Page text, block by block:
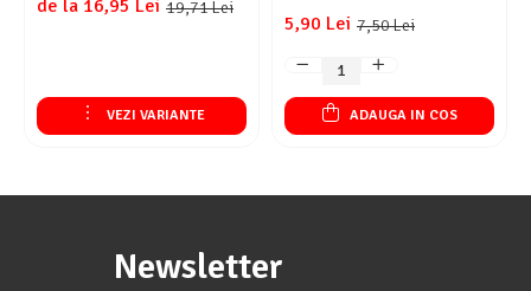
19,71 Lei
de la 16,95 Lei
VEZI VARIANTE
7,50 Lei
5,90 Lei
ADAUGA IN COS
Newsletter